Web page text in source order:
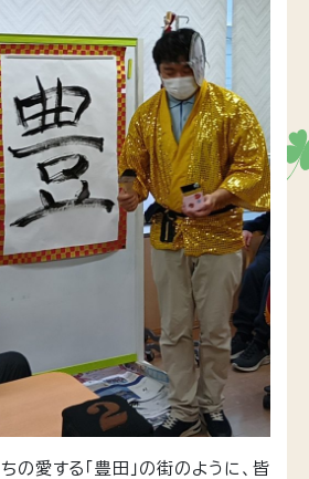
の愛する「豊田」の街のように、皆